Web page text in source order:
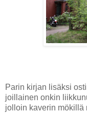
Parin kirjan lisäksi
joillainen onkin
jolloin kaverin mökillä